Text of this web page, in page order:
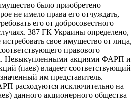
было приобретено
не имело права его отчуждать,
его от добросовестного
387 ГК Украины определено,
свое имущество от лица,
правового
Невыкупленными акциями ФАРП и
(паев) владеет соответствующий
им представитель.
расходуются исключительно на
данного акционерного общества